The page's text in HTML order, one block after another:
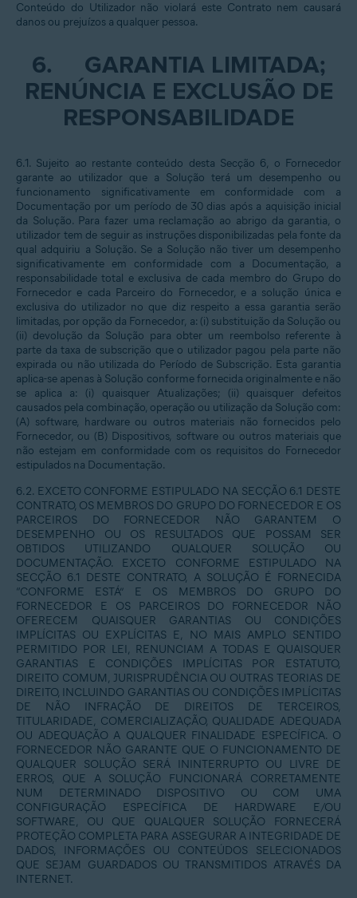
Conteúdo do Utilizador não violará este Contrato nem causará
danos ou prejuízos a qualquer pessoa.
6.
GARANTIA LIMITADA;
RENÚNCIA E EXCLUSÃO DE
RESPONSABILIDADE
6.1. Sujeito ao restante conteúdo desta Secção 6, o Fornecedor
garante ao utilizador que a Solução terá um desempenho ou
funcionamento significativamente em conformidade com a
Documentação por um período de 30 dias após a aquisição inicial
da Solução. Para fazer uma reclamação ao abrigo da garantia, o
utilizador tem de seguir as instruções disponibilizadas pela fonte da
qual adquiriu a Solução. Se a Solução não tiver um desempenho
significativamente em conformidade com a Documentação, a
responsabilidade total e exclusiva de cada membro do Grupo do
Fornecedor e cada Parceiro do Fornecedor, e a solução única e
exclusiva do utilizador no que diz respeito a essa garantia serão
limitadas, por opção da Fornecedor, a: (i) substituição da Solução ou
(ii) devolução da Solução para obter um reembolso referente à
parte da taxa de subscrição que o utilizador pagou pela parte não
expirada ou não utilizada do Período de Subscrição. Esta garantia
aplica-se apenas à Solução conforme fornecida originalmente e não
se aplica a: (i) quaisquer Atualizações; (ii) quaisquer defeitos
causados pela combinação, operação ou utilização da Solução com:
(A) software, hardware ou outros materiais não fornecidos pelo
Fornecedor, ou (B) Dispositivos, software ou outros materiais que
não estejam em conformidade com os requisitos do Fornecedor
estipulados na Documentação.
6.2. EXCETO CONFORME ESTIPULADO NA SECÇÃO 6.1 DESTE
CONTRATO, OS MEMBROS DO GRUPO DO FORNECEDOR E OS
PARCEIROS DO FORNECEDOR NÃO GARANTEM O
DESEMPENHO OU OS RESULTADOS QUE POSSAM SER
OBTIDOS UTILIZANDO QUALQUER SOLUÇÃO OU
DOCUMENTAÇÃO. EXCETO CONFORME ESTIPULADO NA
SECÇÃO 6.1 DESTE CONTRATO, A SOLUÇÃO É FORNECIDA
“CONFORME ESTÁ” E OS MEMBROS DO GRUPO DO
FORNECEDOR E OS PARCEIROS DO FORNECEDOR NÃO
OFERECEM QUAISQUER GARANTIAS OU CONDIÇÕES
IMPLÍCITAS OU EXPLÍCITAS E, NO MAIS AMPLO SENTIDO
PERMITIDO POR LEI, RENUNCIAM A TODAS E QUAISQUER
GARANTIAS E CONDIÇÕES IMPLÍCITAS POR ESTATUTO,
DIREITO COMUM, JURISPRUDÊNCIA OU OUTRAS TEORIAS DE
DIREITO, INCLUINDO GARANTIAS OU CONDIÇÕES IMPLÍCITAS
DE NÃO INFRAÇÃO DE DIREITOS DE TERCEIROS,
TITULARIDADE, COMERCIALIZAÇÃO, QUALIDADE ADEQUADA
OU ADEQUAÇÃO A QUALQUER FINALIDADE ESPECÍFICA. O
FORNECEDOR NÃO GARANTE QUE O FUNCIONAMENTO DE
QUALQUER SOLUÇÃO SERÁ ININTERRUPTO OU LIVRE DE
ERROS, QUE A SOLUÇÃO FUNCIONARÁ CORRETAMENTE
NUM DETERMINADO DISPOSITIVO OU COM UMA
CONFIGURAÇÃO ESPECÍFICA DE HARDWARE E/OU
SOFTWARE, OU QUE QUALQUER SOLUÇÃO FORNECERÁ
PROTEÇÃO COMPLETA PARA ASSEGURAR A INTEGRIDADE DE
DADOS, INFORMAÇÕES OU CONTEÚDOS SELECIONADOS
QUE SEJAM GUARDADOS OU TRANSMITIDOS ATRAVÉS DA
INTERNET.